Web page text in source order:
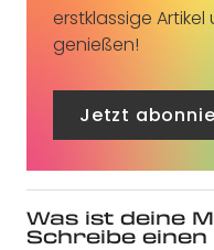
erstklassige
genießen!
Jetzt
Was ist deine
Schreibe